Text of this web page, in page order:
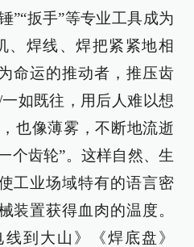
”“扳手”等专业工具成为
、焊线、焊把紧紧地相
命运的推动者，推压齿
如既往，用后人难以想
也像薄雾，不断地流逝
个齿轮”。这样自然、生
工业场域特有的语言密
装置获得血肉的温度。
到大山》《焊底盘》